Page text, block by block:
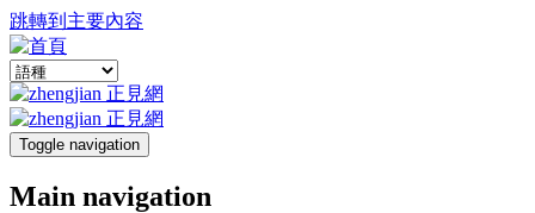
跳轉到主要內容
Toggle navigation
Main navigation